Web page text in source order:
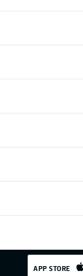
APP STORE